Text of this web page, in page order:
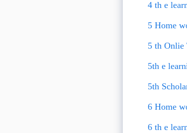
4 th e
5 Home
5 th Onlie
5th e
5th
6 Home
6 th e